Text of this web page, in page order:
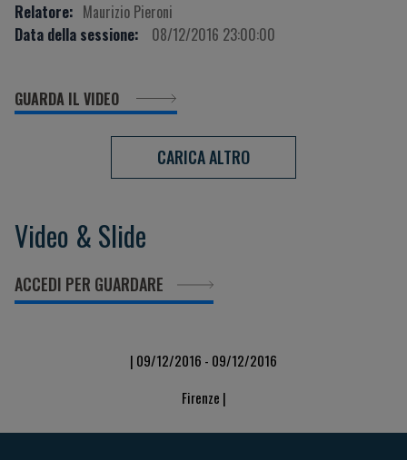
Relatore: Maurizio Pieroni
Data della sessione:
08/12/2016 23:00:00
GUARDA IL VIDEO
CARICA ALTRO
Video & Slide
ACCEDI PER GUARDARE
| 09/12/2016 - 09/12/2016
Firenze |